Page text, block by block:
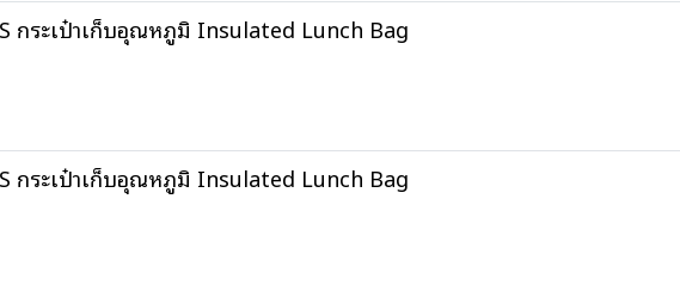
กระเป๋าเก็บอุณหภูมิ Insulated Lunch Bag
กระเป๋าเก็บอุณหภูมิ Insulated Lunch Bag